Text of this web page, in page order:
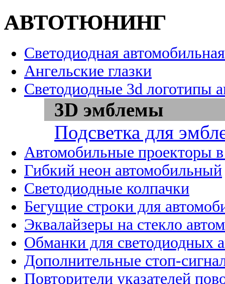
АВТОТЮНИНГ
Светодиодная
Ангельские глазки
Светодиодные 3d логотипы
3D эмблемы
Подсветка для
Автомобильные проекторы
Гибкий неон автомобильный
Светодиодные колпачки
Бегущие строки для
Эквалайзеры на стекло
Обманки для светодиодных
Дополнительные стоп-
Повторители указателей